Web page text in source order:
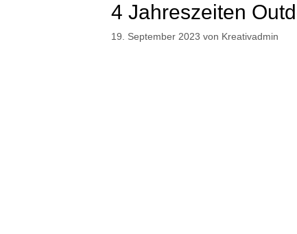
4 Jahreszeiten
19. September 2023 von Kreativadmin